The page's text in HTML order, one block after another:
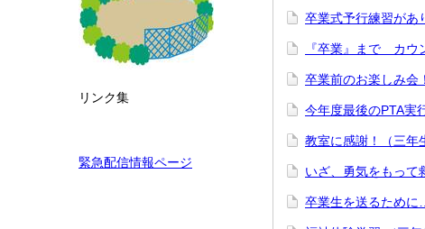
リンク集
緊急配信情報ページ
卒業式予行練習があ
『卒業』まで カウ
卒業前のお楽しみ会
今年度最後のPTA実
教室に感謝！（三年
いざ、勇気をもって
卒業生を送るために…